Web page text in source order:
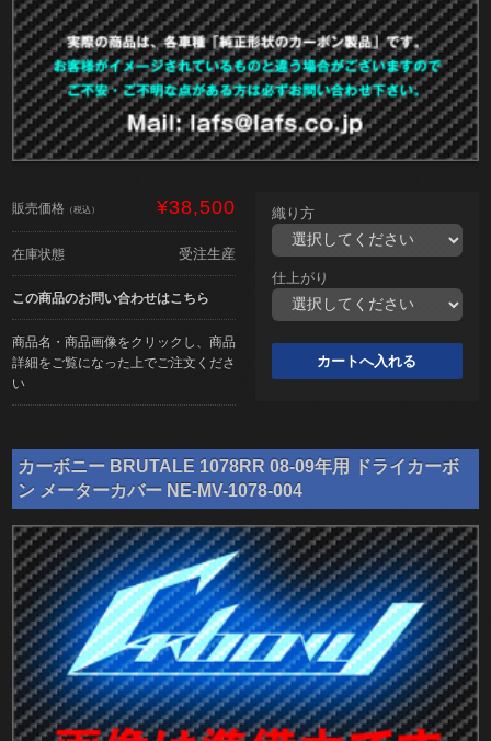
販売価格 （税込） ¥38,500
在庫状態 受注生産
この商品のお問い合わせはこちら
商品名・商品画像をクリックし、商品
詳細をご覧になった上でご注文くださ
い
織り方
仕上がり
カーボニー BRUTALE 1078RR 08-09年用 ドライカーボ
ン メーターカバー NE-MV-1078-004